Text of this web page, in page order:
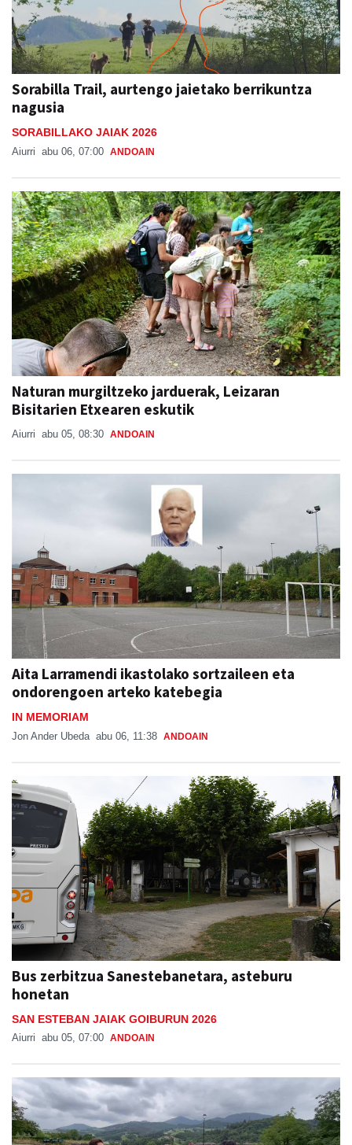
Sorabilla Trail, aurtengo jaietako berrikuntza
nagusia
SORABILLAKO JAIAK 2026
Aiurri abu 06, 07:00 ANDOAIN
Naturan murgiltzeko jarduerak, Leizaran
Bisitarien Etxearen eskutik
Aiurri abu 05, 08:30 ANDOAIN
Aita Larramendi ikastolako sortzaileen eta
ondorengoen arteko katebegia
IN MEMORIAM
Jon Ander Ubeda abu 06, 11:38 ANDOAIN
Bus zerbitzua Sanestebanetara, asteburu
honetan
SAN ESTEBAN JAIAK GOIBURUN 2026
Aiurri abu 05, 07:00 ANDOAIN